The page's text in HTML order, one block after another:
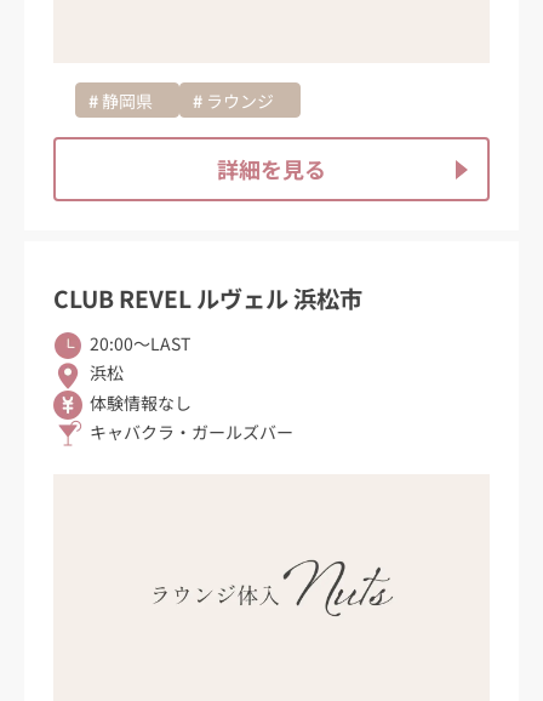
静岡県 ラウンジ
詳細を見る
CLUB REVEL ルヴェル 浜松市
20:00〜LAST
浜松
体験情報なし
キャバクラ・ガールズバー